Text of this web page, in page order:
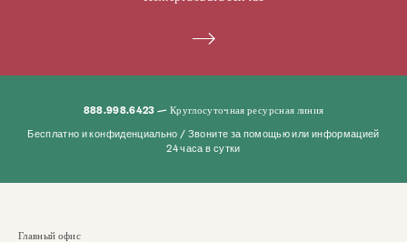
888.998.6423 — Круглосуточная ресурсная линия
Бесплатно и конфиденциально / Звоните за помощью или информацией
24 часа в сутки
Главный офис